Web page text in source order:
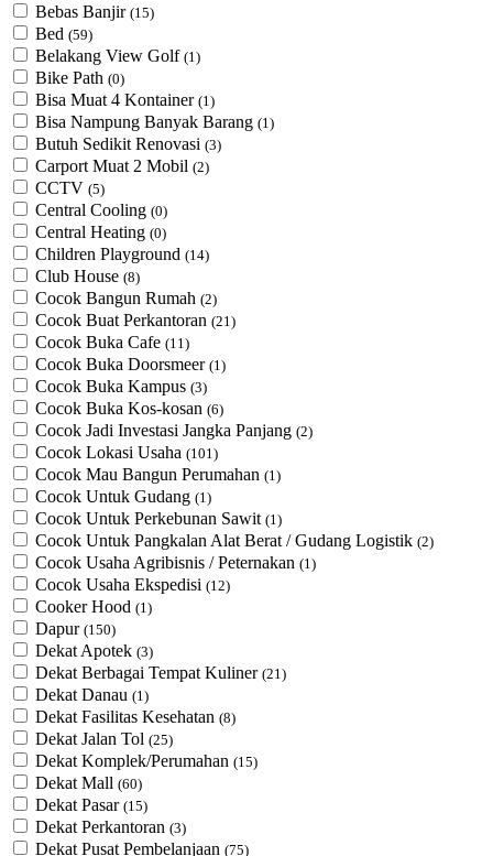
Bebas Banjir (15)
Bed (59)
Belakang View Golf (1)
Bike Path (0)
Bisa Muat 4 Kontainer (1)
Bisa Nampung Banyak Barang (1)
Butuh Sedikit Renovasi (3)
Carport Muat 2 Mobil (2)
CCTV (5)
Central Cooling (0)
Central Heating (0)
Children Playground (14)
Club House (8)
Cocok Bangun Rumah (2)
Cocok Buat Perkantoran (21)
Cocok Buka Cafe (11)
Cocok Buka Doorsmeer (1)
Cocok Buka Kampus (3)
Cocok Buka Kos-kosan (6)
Cocok Jadi Investasi Jangka Panjang (2)
Cocok Lokasi Usaha (101)
Cocok Mau Bangun Perumahan (1)
Cocok Untuk Gudang (1)
Cocok Untuk Perkebunan Sawit (1)
Cocok Untuk ​Pangkalan Alat Berat / Gudang Logistik (2)
Cocok Usaha Agribisnis / Peternakan (1)
Cocok Usaha Ekspedisi (12)
Cooker Hood (1)
Dapur (150)
Dekat Apotek (3)
Dekat Berbagai Tempat Kuliner (21)
Dekat Danau (1)
Dekat Fasilitas Kesehatan (8)
Dekat Jalan Tol (25)
Dekat Komplek/Perumahan (15)
Dekat Mall (60)
Dekat Pasar (15)
Dekat Perkantoran (3)
Dekat Pusat Pembelanjaan (75)